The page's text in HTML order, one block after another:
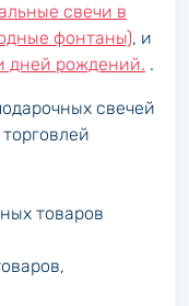
свечи в
фонтаны), и
дней рождений. .
свечей
товаров